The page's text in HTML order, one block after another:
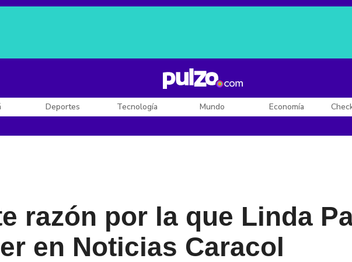
Posesión de De la Espriella
Deportes Tecnología Mundo Economía
razón por la que Linda
en Noticias Caracol